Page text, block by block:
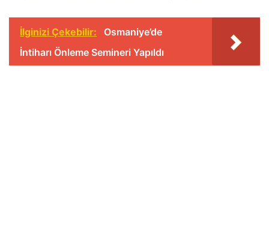
İlginizi Çekebilir:
Osmaniye’de
İntiharı Önleme Semineri Yapıldı